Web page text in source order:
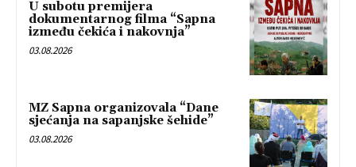
U subotu premijera
dokumentarnog filma “Sapna
između čekića i nakovnja”
03.08.2026
MZ Sapna organizovala “Dane
sjećanja na sapanjske šehide”
03.08.2026